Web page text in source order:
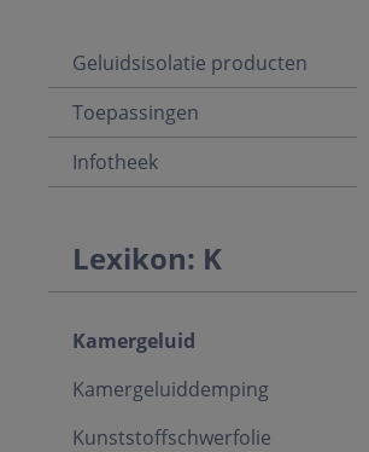
Geluidsisolatie producten
Toepassingen
Infotheek
Lexikon: K
Kamergeluid
Kamergeluiddemping
Kunststoffschwerfolie